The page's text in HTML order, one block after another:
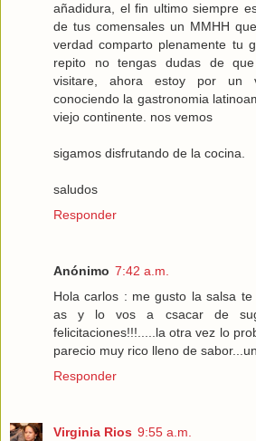
añadidura, el fin ultimo siempre
de tus comensales un MMHH
verdad comparto plenamente tu
repito no tengas dudas de
visitare, ahora estoy por un
conociendo la gastronomia
viejo continente. nos vemos
sigamos disfrutando de la cocina.
saludos
Responder
Anónimo 7:42 a.m.
Hola carlos : me gusto la salsa
as y lo vos a csacar de
felicitaciones!!!.....la otra vez lo
parecio muy rico lleno de
Responder
Virginia Rios 9:55 a.m.